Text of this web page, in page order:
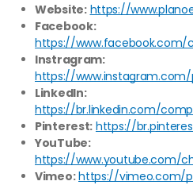
Website: https://
Facebook:
https://www.facebook.com/
Instragram:
https://
LinkedIn:
https://br.linkedin.com/
Pinterest: https://
YouTube:
https://www.youtube.com/
Vimeo:https://vimeo.com/